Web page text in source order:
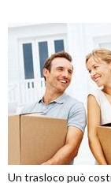
Un trasloco può